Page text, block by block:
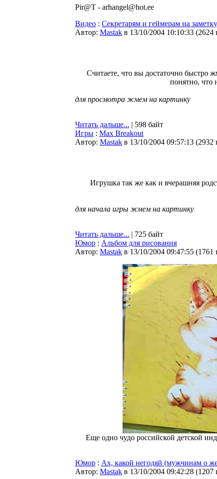
Pir@T - arhangel@hot.ee
Видео : Секретарям и геймерам на заметку
Автор: Мastak в 13/10/2004 10:10:33 (2624
Считаете, что вы достаточно быстро
понятно, что
для просмотра жмем на картинку
Читать дальше... | 598 байт
Игры : Max Breakout
Автор: Мastak в 13/10/2004 09:57:13 (2932
Игрушка так же как и вчерашняя
для начала игры жмем на картинку
Читать дальше... | 725 байт
Юмор : Альбом для рисования
Автор: Мastak в 13/10/2004 09:47:55 (1761
Еще одно чудо российской детской
Юмор : Ах, какой негодяй (мужчинам о
Автор: Мastak в 13/10/2004 09:42:28 (1207